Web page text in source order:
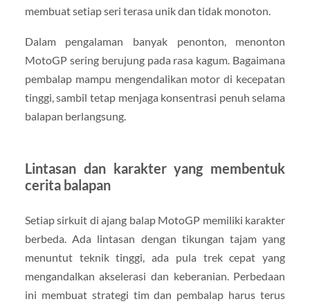
membuat setiap seri terasa unik dan tidak monoton.
Dalam pengalaman banyak penonton, menonton
MotoGP sering berujung pada rasa kagum. Bagaimana
pembalap mampu mengendalikan motor di kecepatan
tinggi, sambil tetap menjaga konsentrasi penuh selama
balapan berlangsung.
Lintasan dan karakter yang membentuk
cerita balapan
Setiap sirkuit di ajang balap MotoGP memiliki karakter
berbeda. Ada lintasan dengan tikungan tajam yang
menuntut teknik tinggi, ada pula trek cepat yang
mengandalkan akselerasi dan keberanian. Perbedaan
ini membuat strategi tim dan pembalap harus terus